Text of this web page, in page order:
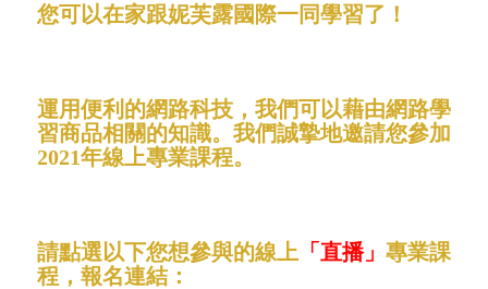
您可以在家跟妮芙露國際一同學習了！
運用便利的網路科技，我們可以藉由網路學
習商品相關的知識。我們誠摯地邀請您參加
2021年線上專業課程。
請點選以下您想參與的線上「直播」 專業課
程，報名連結：